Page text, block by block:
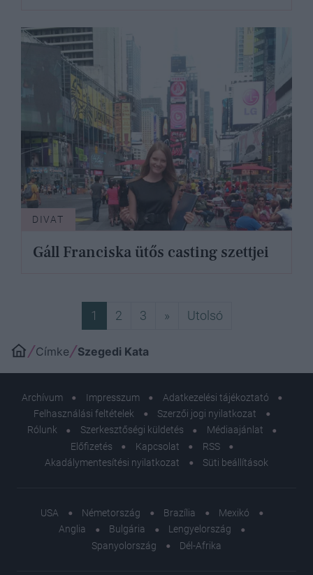
DIVAT
Gáll Franciska ütős casting szettjei
1 2 3 »Következő
UtolsóUtolsó
Címke Szegedi Kata
Archívum Impresszum
Adatkezelési tájékoztató
Felhasználási feltételek
Szerzői jogi nyilatkozat
Rólunk
Szerkesztőségi küldetés
Médiaajánlat
Előfizetés
Kapcsolat
RSS
Akadálymentesítési nyilatkozat
Süti beállítások
USA Németország Brazília
Mexikó
Anglia
Bulgária
Lengyelország
Spanyolország
Dél-Afrika